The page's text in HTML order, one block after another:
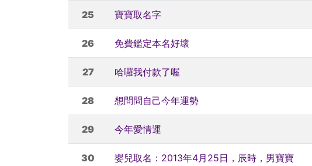
25 寶寶取名字
26 免費鑑定本名好壞
27 哈囉我付款了喔
28 想問問自己今年運勢
29 今年愛情運
30 嬰兒取名：2013年4月25日，辰時，男寶寶